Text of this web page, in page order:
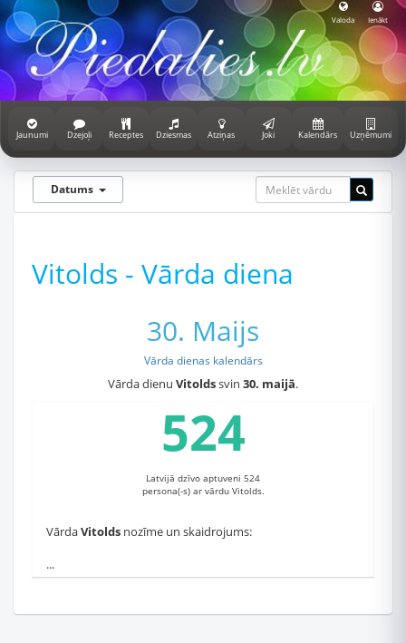
Valoda Ienākt
Jaunumi Dzejoļi Receptes Dziesmas Atziņas Joki Kalendārs Uzņēmumi
Datums
Vitolds - Vārda diena
30. Maijs
Vārda dienas kalendārs
Vārda dienu Vitoldssvin 30. maijā.
524
Latvijā dzīvo aptuveni 524
persona(-s) ar vārdu Vitolds.
VārdaVitolds nozīme un skaidrojums:
...